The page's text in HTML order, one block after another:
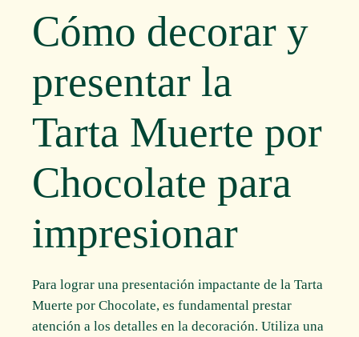
Cómo decorar y
presentar la
Tarta Muerte por
Chocolate para
impresionar
Para lograr una presentación impactante de la Tarta
Muerte por Chocolate, es fundamental prestar
atención a los detalles en la decoración. Utiliza una